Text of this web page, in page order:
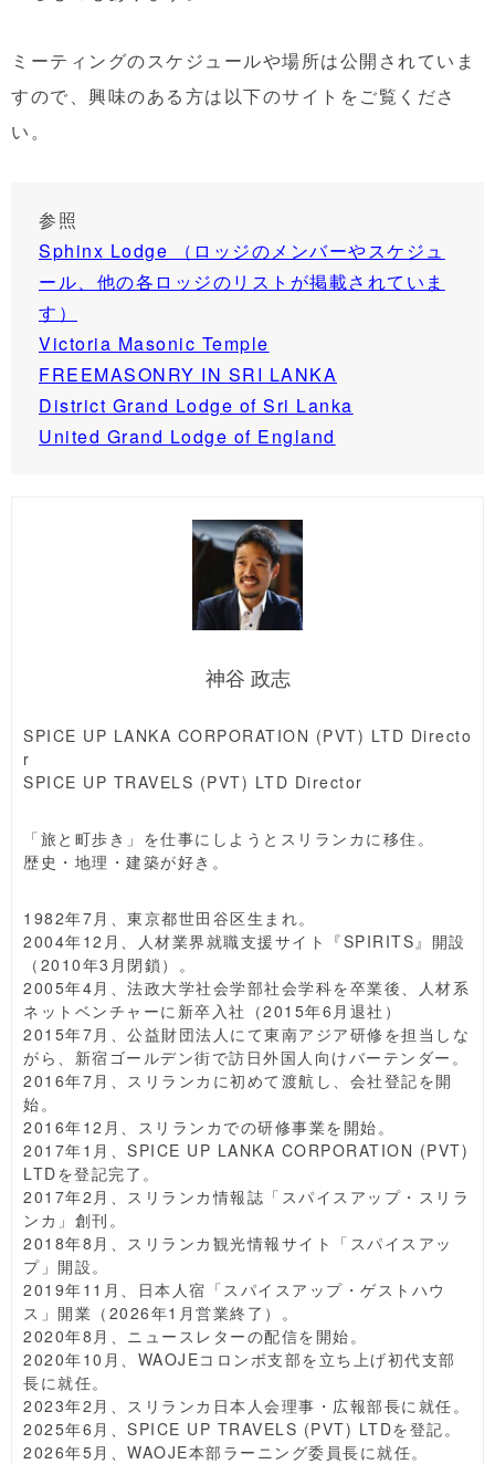
ミーティングのスケジュールや場所は公開されていま
すので、興味のある方は以下のサイトをご覧くださ
い。
参照
Sphinx Lodge （ロッジのメンバーやスケジュ
ール、他の各ロッジのリストが掲載されていま
す）
Victoria Masonic Temple
FREEMASONRY IN SRI LANKA
District Grand Lodge of Sri Lanka
United Grand Lodge of England
神谷 政志
SPICE UP LANKA CORPORATION (PVT) LTD Directo
r
SPICE UP TRAVELS (PVT) LTD Director
「旅と町歩き」を仕事にしようとスリランカに移住。
歴史・地理・建築が好き。
1982年7月、東京都世田谷区生まれ。
2004年12月、人材業界就職支援サイト『SPIRITS』開設
（2010年3月閉鎖）。
2005年4月、法政大学社会学部社会学科を卒業後、人材系
ネットベンチャーに新卒入社（2015年6月退社）
2015年7月、公益財団法人にて東南アジア研修を担当しな
がら、新宿ゴールデン街で訪日外国人向けバーテンダー。
2016年7月、スリランカに初めて渡航し、会社登記を開
始。
2016年12月、スリランカでの研修事業を開始。
2017年1月、SPICE UP LANKA CORPORATION (PVT)
LTDを登記完了。
2017年2月、スリランカ情報誌「スパイスアップ・スリラ
ンカ」創刊。
2018年8月、スリランカ観光情報サイト「スパイスアッ
プ」開設。
2019年11月、日本人宿「スパイスアップ・ゲストハウ
ス」開業（2026年1月営業終了）。
2020年8月、ニュースレターの配信を開始。
2020年10月、WAOJEコロンボ支部を立ち上げ初代支部
長に就任。
2023年2月、スリランカ日本人会理事・広報部長に就任。
2025年6月、SPICE UP TRAVELS (PVT) LTDを登記。
2026年5月、WAOJE本部ラーニング委員長に就任。